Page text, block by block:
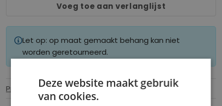
Voeg toe aan verlanglijst
Let op: op maat gemaakt behang kan niet
worden geretourneerd.
Productinformatie Specificaties
Deze website maakt gebruik
van cookies.